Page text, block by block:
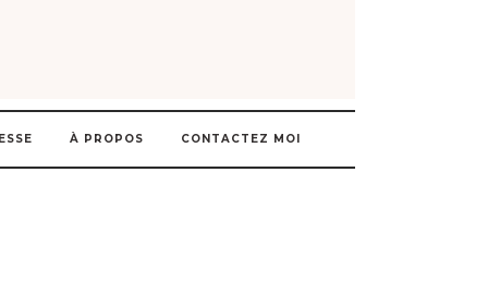
À PROPOS CONTACTEZ MOI